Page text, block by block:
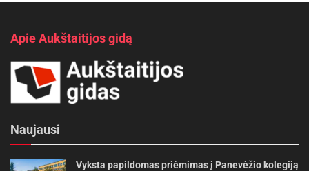
Apie Aukštaitijos gidą
Naujausi
Vyksta papildomas priėmimas į Panevėžio kolegiją